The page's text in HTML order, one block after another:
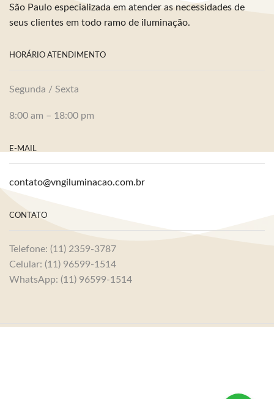
São Paulo especializada em atender as necessidades de
seus clientes em todo ramo de iluminação.
HORÁRIO ATENDIMENTO
Segunda / Sexta
8:00 am – 18:00 pm
E-MAIL
contato@vngiluminacao.com.br
CONTATO
Telefone: (11) 2359-3787
Celular: (11) 96599-1514
WhatsApp: (11) 96599-1514